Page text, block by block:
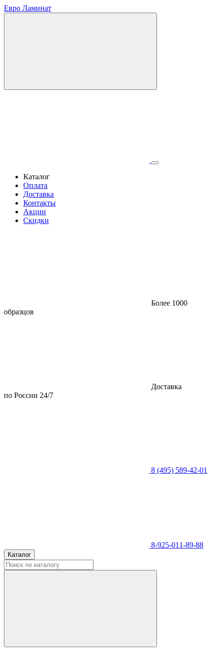
Евро Ламинат
Каталог
Оплата
Доставка
Контакты
Акции
Скидки
Более 1000
образцов
Доставка
по России 24/7
8 (495) 589-42-01
8-925-011-89-88
Каталог